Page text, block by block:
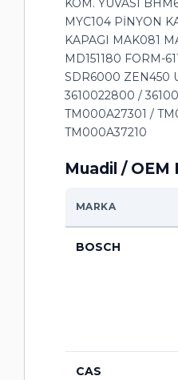
KÖM. YUVASI
MYC104 PİNYON
KAPAGI MAK081
MD151180 FORM-
SDR6000 ZEN450
3610022800 /
TM000A27301 /
TM000A37210
Muadil / OEM
MARKA
BOSCH
CAS